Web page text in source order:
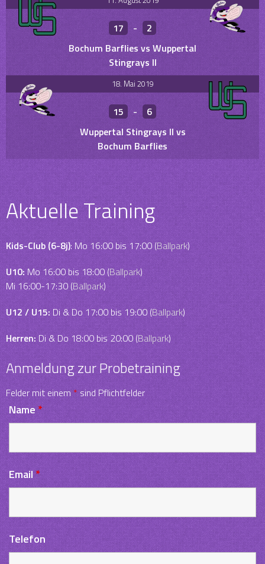
17 -
2
Bochum Barflies vs Wuppertal
Stingrays II
18. Mai 2019
15 -
6
Wuppertal Stingrays II vs
Bochum Barflies
Aktuelle Training
Kids-Club (6-8j): Mo 16:00 bis 17:00 (Ballpark)
U10:Mo 16:00 bis 18:00 (Ballpark)
Mi 16:00-17:30 (Ballpark)
U12 / U15:Di & Do 17:00 bis 19:00 (Ballpark)
Herren: Di & Do 18:00 bis 20:00 (Ballpark)
Anmeldung zur Probetraining
Felder mit einem *sind Pflichtfelder
Name *
Email*
Telefon